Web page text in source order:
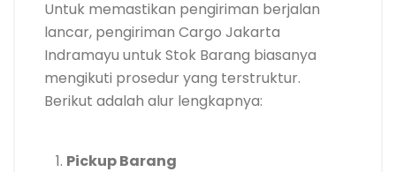
Untuk memastikan pengiriman berjalan
lancar, pengiriman Cargo Jakarta
Indramayu untuk Stok Barang biasanya
mengikuti prosedur yang terstruktur.
Berikut adalah alur lengkapnya:
Pickup Barang